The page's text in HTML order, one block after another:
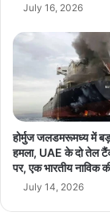
‘न
क
आ
यो
जि
त
July 16, 2026
होर्मुज जलडमरूमध्य में
हमला, UAE के दो तेल
पर, एक भारतीय नाविक
July 14, 2026